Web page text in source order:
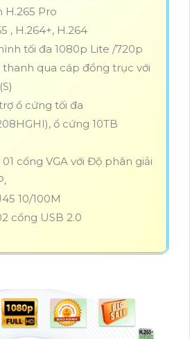
H.265 Pro
, H.264+, H.264
tối đa 1080p Lite /720p
thanh qua cáp đồng trục với
ổ cứng tối đa
ổ cứng 10TB
cổng VGA với Độ phân giải
10/100M
cổng USB 2.0